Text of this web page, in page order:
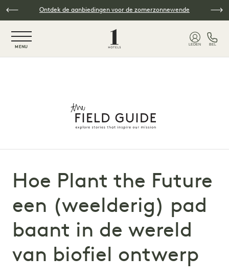
Overslaan naar hoofdinhoud
Ontdek de aanbiedingen voor de zomerzonnewende
MENU
LEDEN BEL
Hoe Plant the Future
een (weelderig) pad
baant in de wereld
van biofiel ontwerp